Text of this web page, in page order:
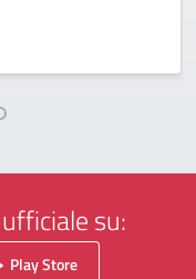
su:
Play Store